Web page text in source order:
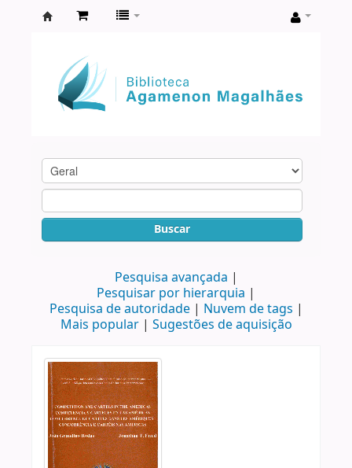
Agamenon
Magalhães
Buscar
Pesquisa avançada
Pesquisar por hierarquia
Pesquisa de autoridade
Nuvem de tags
Mais popular
Sugestões de aquisição